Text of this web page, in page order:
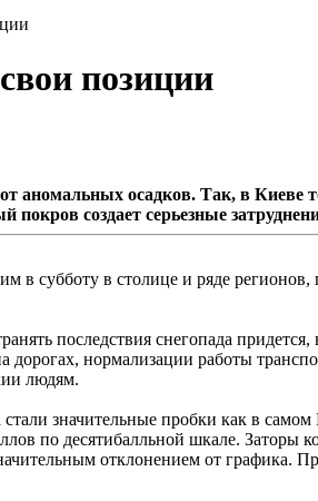
позиции
осадков. Так, в Киеве
создает серьезные
в субботу в столице и ряде
последствия снегопада
нормализации работы
людям.
значительные пробки как в
по десятибалльной шкале. Заторы
отклонением от графика.